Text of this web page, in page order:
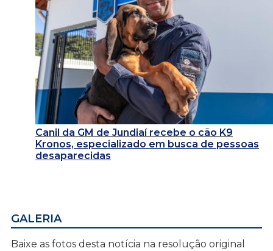
Canil da GM de Jundiaí recebe o cão K9
Kronos, especializado em busca de pessoas
desaparecidas
GALERIA
Baixe as fotos desta notícia na resolução original